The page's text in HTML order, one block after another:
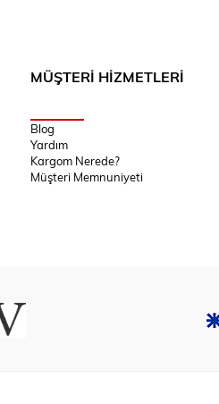
MÜŞTERİ HİZMETLERİ
Blog
Yardım
Kargom Nerede?
Müşteri Memnuniyeti